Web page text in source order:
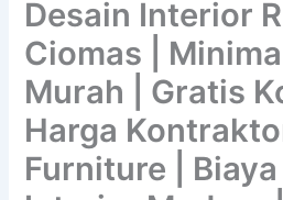
Desain Interior
Ciomas |
Murah | Gratis
Harga
Furniture |